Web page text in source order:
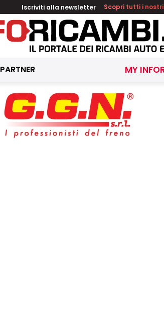
Iscriviti alla newsletter Scopri tutti i nostri
PARTNER MY